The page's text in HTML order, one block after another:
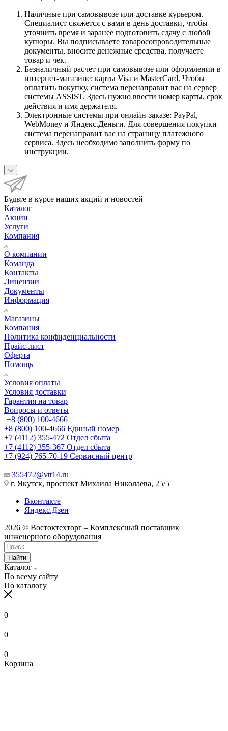
Наличные при самовывозе или доставке курьером.
Специалист свяжется с вами в день доставки, чтобы
уточнить время и заранее подготовить сдачу с любой
купюры. Вы подписываете товаросопроводительные
документы, вносите денежные средства, получаете
товар и чек.
Безналичный расчет при самовывозе или оформлении в
интернет-магазине: карты Visa и MasterCard. Чтобы
оплатить покупку, система перенаправит вас на сервер
системы ASSIST. Здесь нужно ввести номер карты, срок
действия и имя держателя.
Электронные системы при онлайн-заказе: PayPal,
WebMoney и Яндекс.Деньги. Для совершения покупки
система перенаправит вас на страницу платежного
сервиса. Здесь необходимо заполнить форму по
инструкции.
Будьте в курсе наших акций и новостей
Каталог
Акции
Услуги
Компания
О компании
Команда
Контакты
Лицензии
Документы
Информация
Магазины
Компания
Политика конфиденциальности
Прайс-лист
Оферта
Помощь
Условия оплаты
Условия доставки
Гарантия на товар
Вопросы и ответы
+8 (800) 100-4666
+8 (800) 100-4666 Единый номер
+7 (4112) 355-472 Отдел сбыта
+7 (4112) 355-367 Отдел сбыта
+7 (924) 765-70-19 Сервисный центр
355472@vtt14.ru
г. Якутск, проспект Михаила Николаева, 25/5
Вконтакте
Яндекс.Дзен
2026 © Востоктехторг – Комплексный поставщик
инженерного оборудования
Найти
Каталог
По всему сайту
По каталогу
0
0
0
Корзина